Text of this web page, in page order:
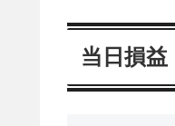
当日損益